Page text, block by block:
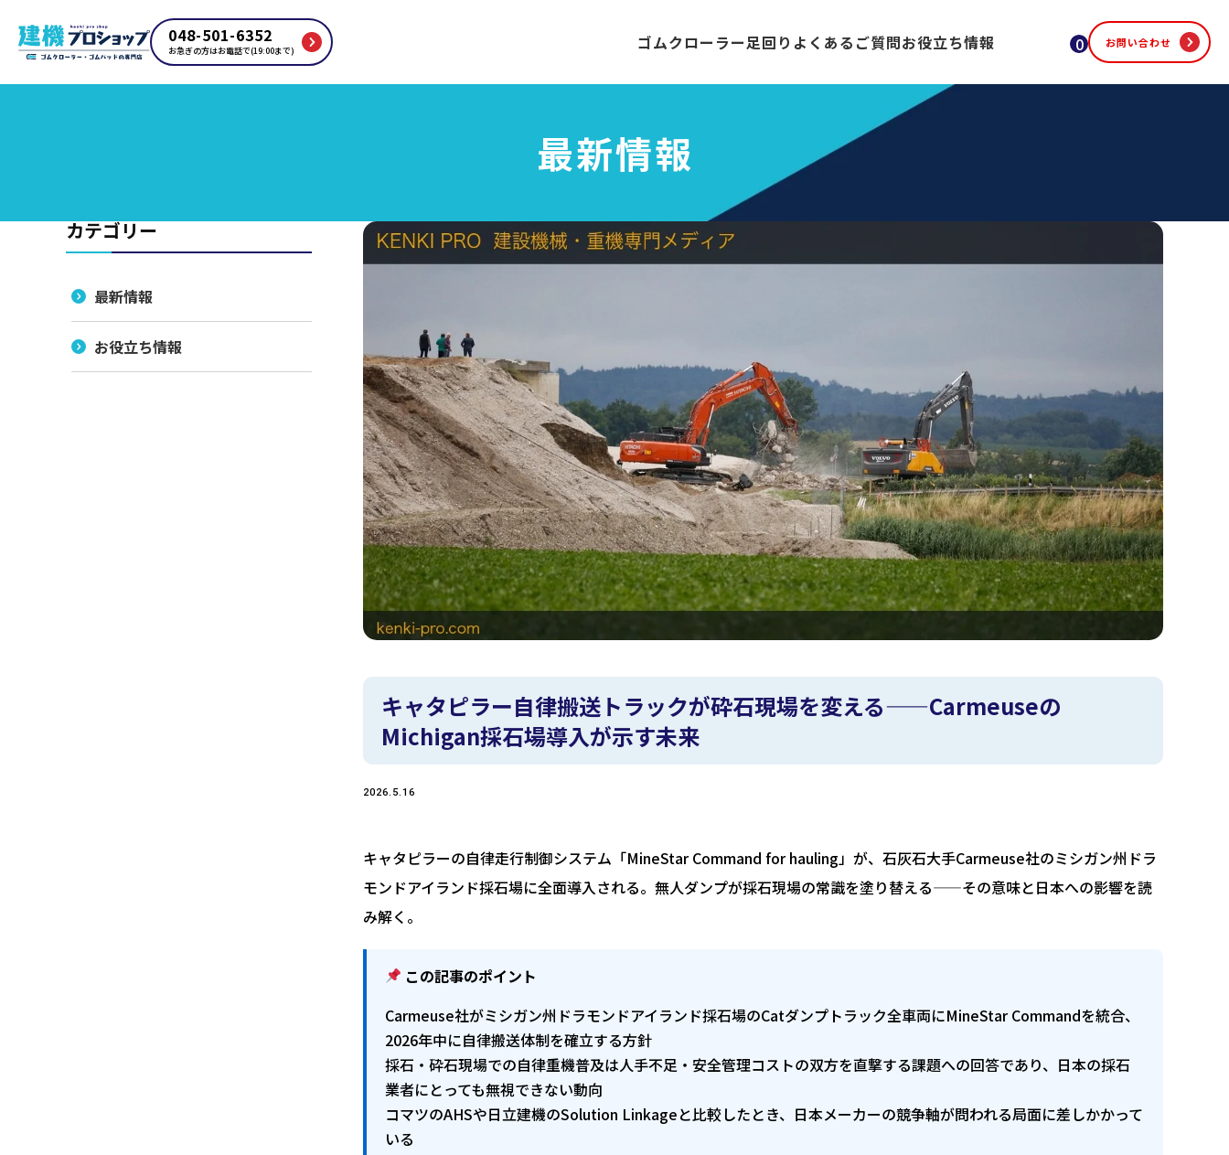
048-501-6352
お急ぎの方はお電話で(19:00まで) ゴムクローラー足回り よくあるご質問お役立ち情報 0 お問い合わせ
最新情報
キャタピラー自律搬送トラックが砕石現場を変える——Carmeuseの
Michigan採石場導入が示す未来
2026.5.16
キャタピラーの自律走行制御システム「MineStar Command for hauling」が、石灰石大手Carmeuse社のミシガン州ドラ
モンドアイランド採石場に全面導入される。無人ダンプが採石現場の常識を塗り替える——その意味と日本への影響を読
み解く。
この記事のポイント
Carmeuse社がミシガン州ドラモンドアイランド採石場のCatダンプトラック全車両にMineStar Commandを統合、
2026年中に自律搬送体制を確立する方針
採石・砕石現場での自律重機普及は人手不足・安全管理コストの双方を直撃する課題への回答であり、日本の採石
業者にとっても無視できない動向
コマツのAHSや日立建機のSolution Linkageと比較したとき、日本メーカーの競争軸が問われる局面に差しかかって
いる
カテゴリー
最新情報
お役立ち情報